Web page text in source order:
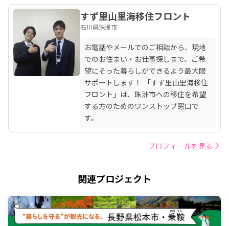
すず里山里海移住フロント
石川県珠洲市
お電話やメールでのご相談から、現地
でのお住まい・お仕事探しまで、ご希
望にそった暮らしができるよう最大限
サポートします！ 「すず里山里海移住
フロント」は、珠洲市への移住を希望
する方のためのワンストップ窓口で
す。
プロフィールを見る
関連プロジェクト